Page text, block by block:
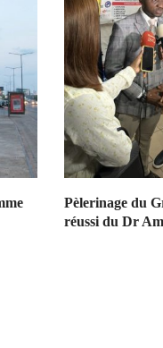
Diplomatie
Jennifer Ceres
brésilienne
Ministre du
projet «
Pèlerinage du
réussi du Dr